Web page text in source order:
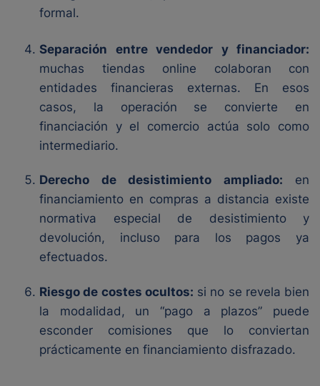
formal.
Separación entre vendedor y financiador:
muchas tiendas online colaboran con
entidades financieras externas. En esos
casos, la operación se convierte en
financiación y el comercio actúa solo como
intermediario.
Derecho de desistimiento ampliado: en
financiamiento en compras a distancia existe
normativa especial de desistimiento y
devolución, incluso para los pagos ya
efectuados.
Riesgo de costes ocultos: si no se revela bien
la modalidad, un “pago a plazos” puede
esconder comisiones que lo conviertan
prácticamente en financiamiento disfrazado.